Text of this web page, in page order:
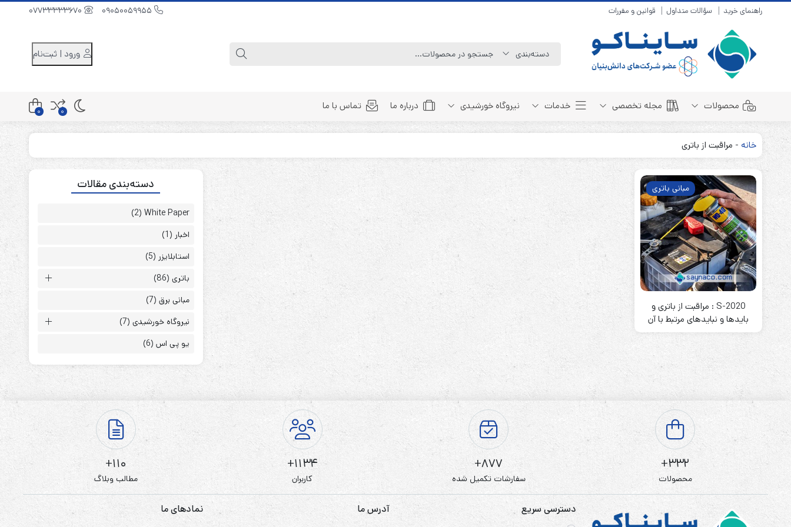
راهنمای خرید سؤالات متداول قوانین و مقررات
ورود | ثبت‌نام
محصولات
باتری سیلد لید اسید
باتری 4 ولت
باتری 6 ولت
باتری 12 ولت
باتری لیتیوم
باتری نیکل کادمیوم
باتری نیکل متال هیدرید
باتری آلکالاین
Line Interactive (Simulated Sine Wave)
Line Interactive (Pure Sine Wave)
Double Conversion (1:1)
Double Convertion (3:1)
Double Conversion (3:3)
کابینت باتری 48 ولت
کابینت باتری 96 ولت
کابینت باتری 240 ولت
سلاموند
موریسل
کینگ بت
یونیتکس پاور
STB
Prince
سروو موتوری
ZTY
ابزارهای مدیریت یوپی‌اس
تابلوی بای پس
ترانس ایزوله
مجله تخصصی
مبانی باتری
انواع باتری
تست و کنترل
طول عمر باتری
باتری هوشمند
بسته بندی و ایمنی
روش های شارژ
روش های تخلیه
خدمات نیروگاه خورشیدی درباره ما تماس با ما
0
0
خانه - مراقبت از باتری
مبانی باتری
S-2020 : مراقبت از باتری و
بایدها و نبایدهای مرتبط با آن
دسته‌بندی مقالات
White Paper
(2)
اخبار (1)
استابلایزر (5)
باتری(86)
مبانی برق(7)
نیروگاه خورشیدی(7)
یو پی اس(6)
332+
محصولات
877+
سفارشات تکمیل شده
1134+
کاربران
110+
مطالب وبلاگ
دسترسی سریع آدرس ما نمادهای ما